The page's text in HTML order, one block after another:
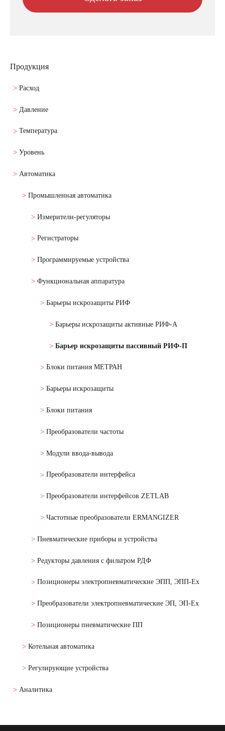
Продукция
Расход
Давление
Температура
Уровень
Автоматика
Промышленная автоматика
Измерители-регуляторы
Регистраторы
Программируемые устройства
Функциональная аппаратура
Барьеры искрозащиты РИФ
Барьеры искрозащиты активные РИФ-А
Барьер искрозащиты пассивный РИФ-П
Блоки питания МЕТРАН
Барьеры искрозащиты
Блоки питания
Преобразователи частоты
Модули ввода-вывода
Преобразователи интерфейса
Преобразователи интерфейсов ZETLAB
Частотные преобразователи ERMANGIZER
Пневматические приборы и устройства
Редукторы давления с фильтром РДФ
Позиционеры электропневматические ЭПП, ЭПП-Ех
Преобразователи электропневматические ЭП, ЭП-Ех
Позиционеры пневматические ПП
Котельная автоматика
Регулирующие устройства
Аналитика